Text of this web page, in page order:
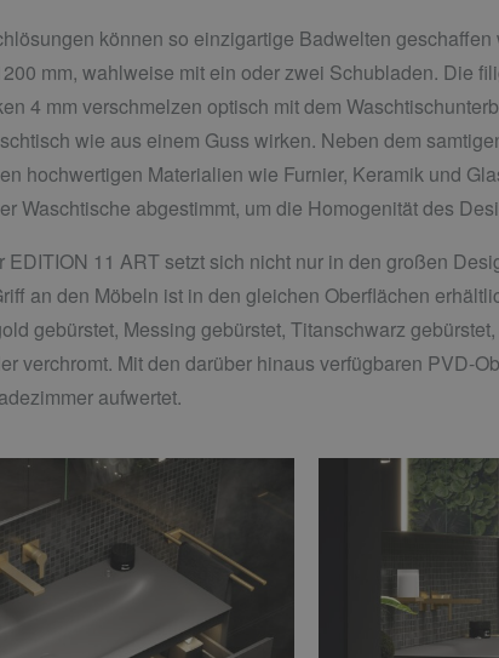
können so einzigartige Badwelten
mm, wahlweise mit ein oder zwei Schubladen. Die
4 mm verschmelzen optisch mit dem
wie aus einem Guss wirken. Neben dem
hochwertigen Materialien wie Furnier, Keramik und
Waschtische abgestimmt, um die Homogenität des
11 ART setzt sich nicht nur in den großen
an den Möbeln ist in den gleichen Oberflächen
gebürstet, Messing gebürstet, Titanschwarz
verchromt. Mit den darüber hinaus verfügbaren PVD-
aufwertet.